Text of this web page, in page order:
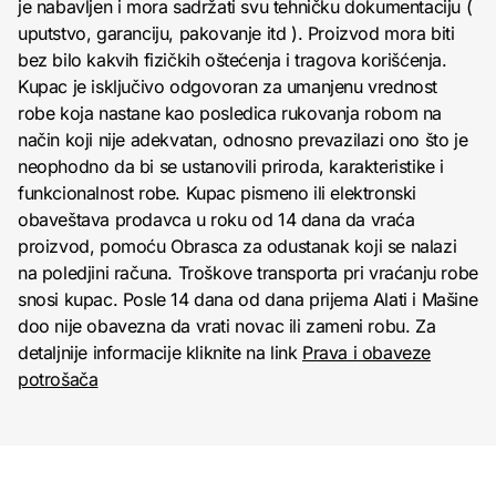
je nabavljen i mora sadržati svu tehničku dokumentaciju (
uputstvo, garanciju, pakovanje itd ). Proizvod mora biti
bez bilo kakvih fizičkih oštećenja i tragova korišćenja.
Kupac je isključivo odgovoran za umanjenu vrednost
robe koja nastane kao posledica rukovanja robom na
način koji nije adekvatan, odnosno prevazilazi ono što je
neophodno da bi se ustanovili priroda, karakteristike i
funkcionalnost robe. Kupac pismeno ili elektronski
obaveštava prodavca u roku od 14 dana da vraća
proizvod, pomoću Obrasca za odustanak koji se nalazi
na poledjini računa. Troškove transporta pri vraćanju robe
snosi kupac. Posle 14 dana od dana prijema Alati i Mašine
doo nije obavezna da vrati novac ili zameni robu. Za
detaljnije informacije kliknite na link Prava i obaveze
potrošača